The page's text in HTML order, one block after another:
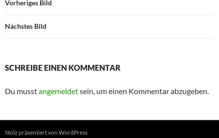
Vorheriges Bild
Nächstes Bild
SCHREIBE EINEN KOMMENTAR
Du musstangemeldetsein, um einen Kommentar abzugeben.
Stolz präsentiert von WordPress